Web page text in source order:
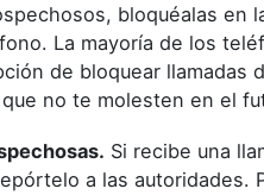
bloquéalas en
La mayoría de los
de bloquear llamadas
no te molesten en el
Si recibe una
a las autoridades.